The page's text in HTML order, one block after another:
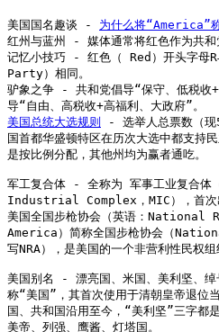
美国国名趣谈 - 为什么将“America”
红州与蓝州 - 媒体通常将红色作为共和
记忆小技巧 - 红色（ Red）开头字母
Party）相同。
驴象之争 - 共和党倡导“保守、低税收
美国总统大选规则
- 选举人总票数（现
国首都华盛顿特区在历次大选中都支持
是按比例分配，其他州均为赢者通吃。
军工复合体 - 全称为 军事工业复合
Industrial Complex，MIC），首次出
美国全国步枪协会（英语：
America）简称全国步枪协会（
写NRA），是美国的一个非营利性民权
美国别名 - 漂亮国、米国、美利坚、绰
称“美国”，其首次使用于清朝皇帝退位
国、共和国沿用至今，“美利坚”三字都